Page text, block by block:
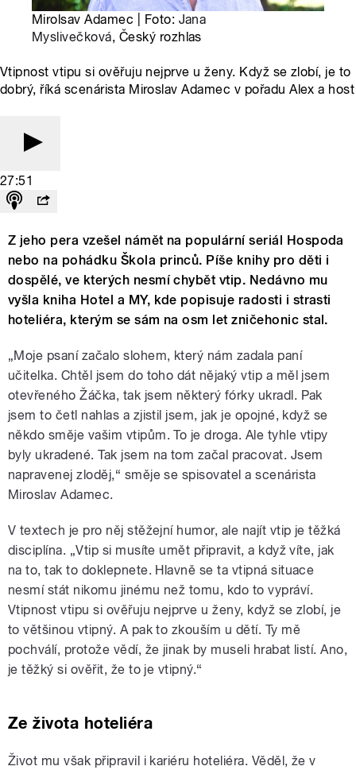
Mirolsav Adamec | Foto: Jana
Myslivečková, Český rozhlas
Vtipnost vtipu si ověřuju nejprve u ženy. Když se zlobí, je to
dobrý, říká scenárista Miroslav Adamec v pořadu Alex a host
27:51
Z jeho pera vzešel námět na populární seriál Hospoda
nebo na pohádku Škola princů. Píše knihy pro děti i
dospělé, ve kterých nesmí chybět vtip. Nedávno mu
vyšla kniha Hotel a MY, kde popisuje radosti i strasti
hoteliéra, kterým se sám na osm let zničehonic stal.
„Moje psaní začalo slohem, který nám zadala paní
učitelka. Chtěl jsem do toho dát nějaký vtip a měl jsem
otevřeného Žáčka, tak jsem některý fórky ukradl. Pak
jsem to četl nahlas a zjistil jsem, jak je opojné, když se
někdo směje vašim vtipům. To je droga. Ale tyhle vtipy
byly ukradené. Tak jsem na tom začal pracovat. Jsem
napravenej zloděj,“ směje se spisovatel a scenárista
Miroslav Adamec.
V textech je pro něj stěžejní humor, ale najít vtip je těžká
disciplína. „Vtip si musíte umět připravit, a když víte, jak
na to, tak to doklepnete. Hlavně se ta vtipná situace
nesmí stát nikomu jinému než tomu, kdo to vypráví.
Vtipnost vtipu si ověřuju nejprve u ženy, když se zlobí, je
to většinou vtipný. A pak to zkouším u dětí. Ty mě
pochválí, protože vědí, že jinak by museli hrabat listí. Ano,
je těžký si ověřit, že to je vtipný.“
Ze života hoteliéra
Život mu však připravil i kariéru hoteliéra. Věděl, že v